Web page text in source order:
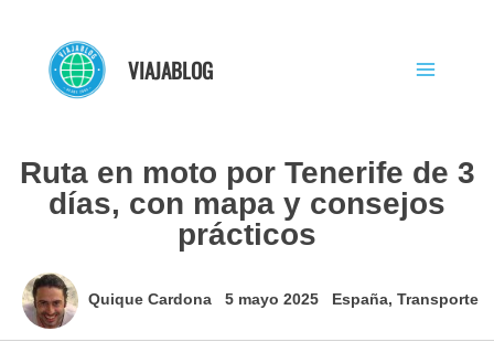
contenido
VIAJABLOG
Ruta en moto por Tenerife de 3
días, con mapa y consejos
prácticos
Quique Cardona 5 mayo 2025 España, Transporte